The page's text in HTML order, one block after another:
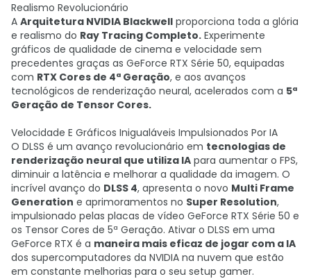
Realismo Revolucionário
A Arquitetura NVIDIA Blackwell proporciona toda a glória
e realismo do Ray Tracing Completo. Experimente
gráficos de qualidade de cinema e velocidade sem
precedentes graças as GeForce RTX Série 50, equipadas
com RTX Cores de 4ª Geração, e aos avanços
tecnológicos de renderização neural, acelerados com a 5ª
Geração de Tensor Cores.
Velocidade E Gráficos Inigualáveis Impulsionados Por IA
O DLSS é um avanço revolucionário em tecnologias de
renderização neural que utiliza IA para aumentar o FPS,
diminuir a latência e melhorar a qualidade da imagem. O
incrível avanço do DLSS 4, apresenta o novo Multi Frame
Generation e aprimoramentos no Super Resolution,
impulsionado pelas placas de vídeo GeForce RTX Série 50 e
os Tensor Cores de 5ª Geração. Ativar o DLSS em uma
GeForce RTX é a maneira mais eficaz de jogar com a IA
dos supercomputadores da NVIDIA na nuvem que estão
em constante melhorias para o seu setup gamer.